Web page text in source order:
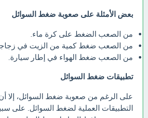
بعض الأمثلة على صعوبة ضغط السوائل
من الصعب الضغط على كرة ماء.
من الصعب ضغط كمية من الزيت في
من الصعب ضغط الهواء في إطار سيارة.
تطبيقات ضغط السوائل
على الرغم من صعوبة ضغط السوائل، إلا
التطبيقات العملية لضغط السوائل. على